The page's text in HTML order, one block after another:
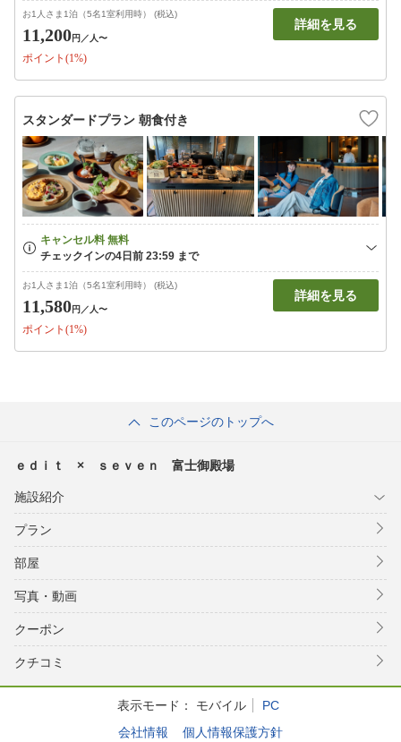
お1人さま1泊（5名1室利用時） (税込)
11,200円 ／人〜
ポイント(1%)
詳細を見る
スタンダードプラン 朝食付き
お1人さま1泊（5名1室利用時） (税込)
11,580円 ／人〜
ポイント(1%)
詳細を見る
このページのトップへ
ｅｄｉｔ × ｓｅｖｅｎ 富士御殿場
施設紹介
プラン
部屋
写真・動画
クーポン
クチコミ
表示モード： モバイル
PC
会社情報
個人情報保護方針